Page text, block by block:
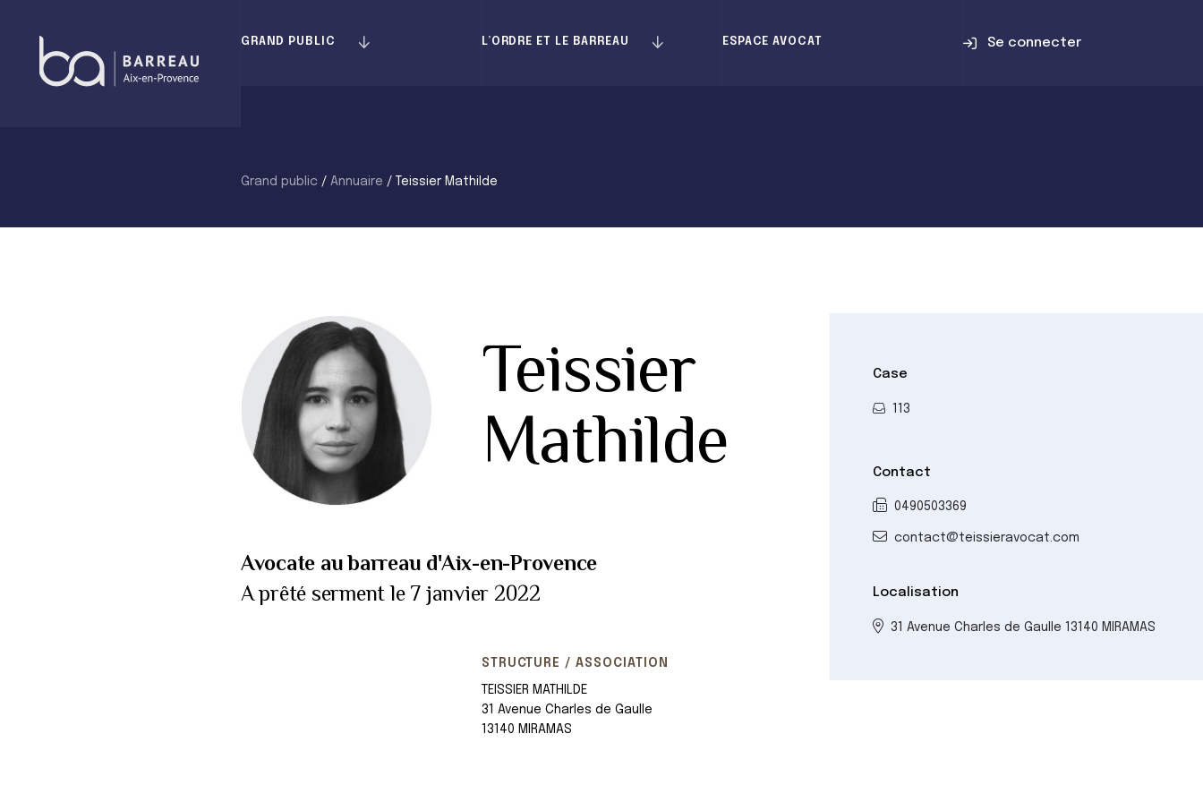
content
GRAND PUBLIC L’ORDRE ET LE BARREAU ESPACE AVOCAT Se connecter
Grand public/ Annuaire / Teissier Mathilde
Teissier
Mathilde
Avocate au barreau d'Aix-en-Provence
A prêté serment le 7 janvier 2022
STRUCTURE / ASSOCIATION
TEISSIER MATHILDE
31 Avenue Charles de Gaulle
13140 MIRAMAS
Case
113
Contact
0490503369
contact@teissieravocat.com
Localisation
31 Avenue Charles de Gaulle 13140 MIRAMAS